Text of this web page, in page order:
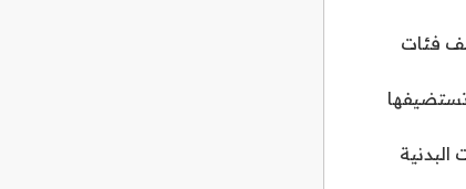
فئات
تستضيفها